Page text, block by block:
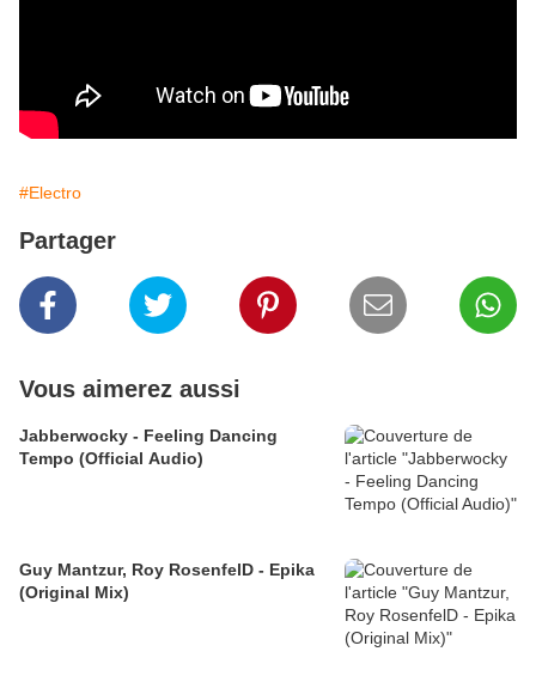
#Electro
Partager
Vous aimerez aussi
Jabberwocky - Feeling Dancing
Tempo (Official Audio)
Guy Mantzur, Roy RosenfelD - Epika
(Original Mix)